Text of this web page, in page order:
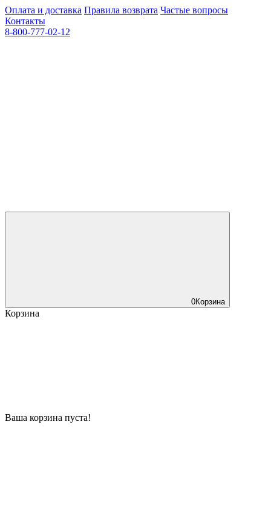
Оплата и доставка Правила возврата Частые вопросы
Контакты
8-800-777-02-12
0Корзина
Корзина
Ваша корзина пуста!